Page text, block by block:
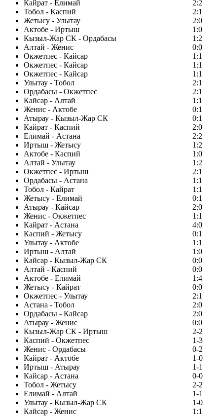
Кайрат - Елимай
2:2
Тобол - Каспий
2:1
Жетысу - Улытау
2:0
Актобе - Иртыш
1:0
Кызыл-Жар СК - Ордабасы
1:2
Алтай - Женис
0:0
Окжетпес - Кайсар
1:1
Окжетпес - Кайсар
1:1
Окжетпес - Кайсар
1:1
Улытау - Тобол
2:1
Ордабасы - Окжетпес
2:1
Кайсар - Алтай
1:1
Женис - Актобе
0:1
Атырау - Кызыл-Жар СК
0:1
Кайрат - Каспий
2:0
Елимай - Астана
2:2
Иртыш - Жетысу
1:2
Актобе - Каспий
1:0
Алтай - Улытау
1:2
Окжетпес - Иртыш
2:1
Ордабасы - Астана
1:1
Тобол - Кайрат
1:1
Жетысу - Елимай
0:1
Атырау - Кайсар
2:0
Женис - Окжетпес
1:1
Кайрат - Астана
4:0
Каспий - Жетысу
0:1
Улытау - Актобе
1:1
Иртыш - Алтай
1:0
Кайсар - Кызыл-Жар СК
0:0
Алтай - Каспий
0:0
Актобе - Елимай
1:4
Жетысу - Кайрат
0:0
Окжетпес - Улытау
2:1
Астана - Тобол
2:0
Ордабасы - Кайсар
2:0
Атырау - Женис
0:0
Кызыл-Жар СК - Иртыш
2-2
Каспий - Окжетпес
1-3
Женис - Ордабасы
0-2
Кайрат - Актобе
1-0
Иртыш - Атырау
1-1
Кайсар - Астана
0-0
Тобол - Жетысу
2-2
Елимай - Алтай
1-1
Улытау - Кызыл-Жар СК
1-0
Кайсар - Женис
1:1